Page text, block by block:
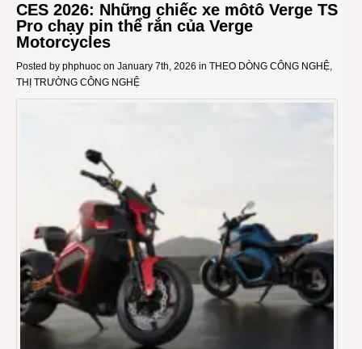
CES 2026: Những chiếc xe môtô Verge TS
Pro chạy pin thể rắn của Verge
Motorcycles
Posted by phphuoc on January 7th, 2026 in THEO DÒNG CÔNG NGHỆ,
THỊ TRƯỜNG CÔNG NGHỆ